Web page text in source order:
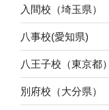
入間校（埼玉県）
八事校(愛知県)
八王子校（東京都）
別府校（大分県）